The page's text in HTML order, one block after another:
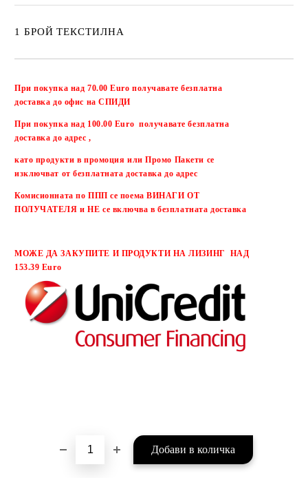
1 БРОЙ ТЕКСТИЛНА
При покупка над 70.00 Euro получавате безплатна
доставка до офис на СПИДИ
При покупка над 100.00 Euro получавате безплатна
доставка до адрес ,
като продукти в промоция или Промо Пакети се
изключват от безплатната доставка до адрес
Комисионната по ППП се поема ВИНАГИ ОТ
ПОЛУЧАТЕЛЯ и НЕ се включва в безплатната доставка
МОЖЕ ДА ЗАКУПИТЕ И ПРОДУКТИ НА ЛИЗИНГ НАД
153.39 Euro